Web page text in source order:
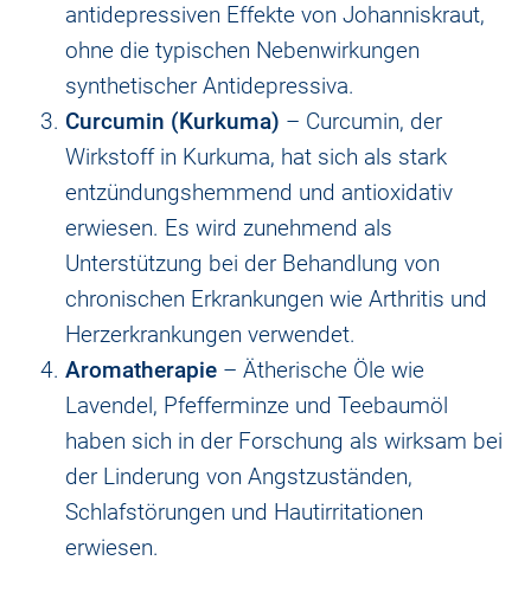
antidepressiven Effekte von Johanniskraut,
ohne die typischen Nebenwirkungen
synthetischer Antidepressiva.
Curcumin (Kurkuma) – Curcumin, der
Wirkstoff in Kurkuma, hat sich als stark
entzündungshemmend und antioxidativ
erwiesen. Es wird zunehmend als
Unterstützung bei der Behandlung von
chronischen Erkrankungen wie Arthritis und
Herzerkrankungen verwendet.
Aromatherapie – Ätherische Öle wie
Lavendel, Pfefferminze und Teebaumöl
haben sich in der Forschung als wirksam bei
der Linderung von Angstzuständen,
Schlafstörungen und Hautirritationen
erwiesen.